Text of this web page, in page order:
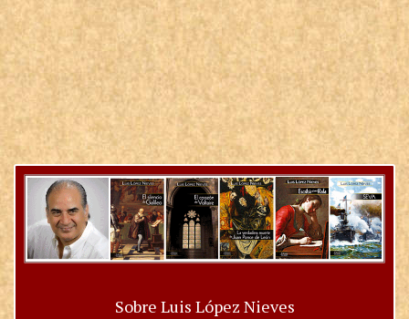
Sobre Luis López Nieves